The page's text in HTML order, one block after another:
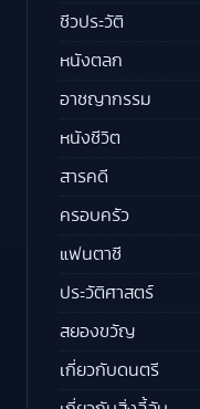
ชีวประวัติ
หนังตลก
อาชญากรรม
หนังชีวิต
สารคดี
ครอบครัว
แฟนตาซี
ประวัติศาสตร์
สยองขวัญ
เกี่ยวกับดนตรี